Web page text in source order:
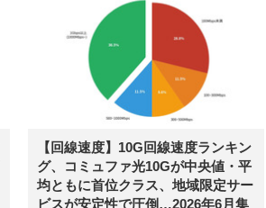
【回線速度】10G回線速度ランキン
グ、コミュファ光10Gが中央値・平
均ともに首位クラス、地域限定サー
ビスが安定性で圧倒…2026年6月集